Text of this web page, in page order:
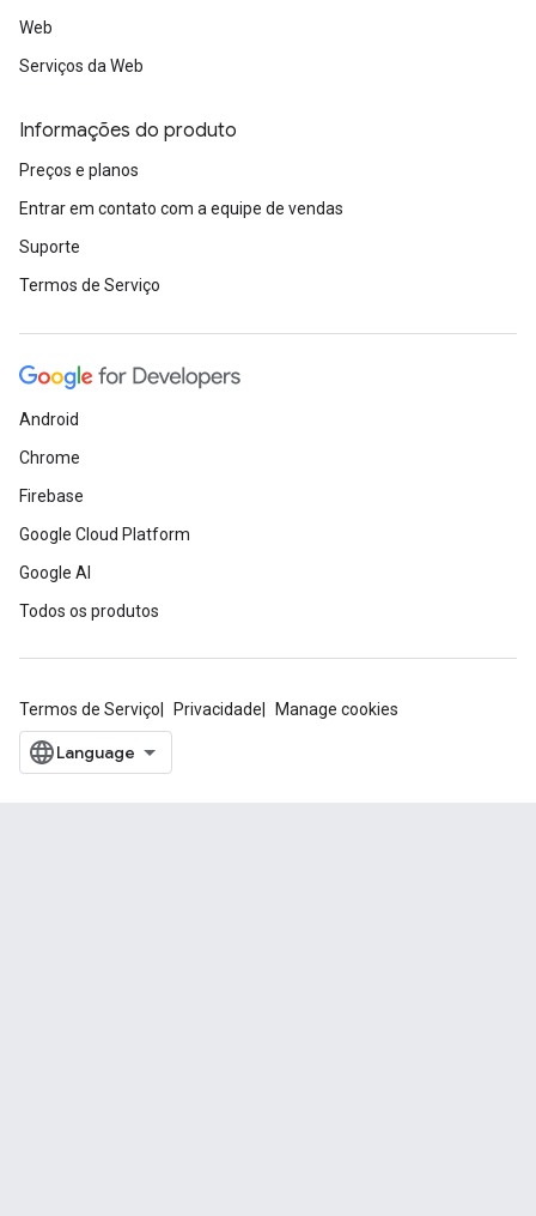
Web
Serviços da Web
Informações do produto
Preços e planos
Entrar em contato com a equipe de vendas
Suporte
Termos de Serviço
Android
Chrome
Firebase
Google Cloud Platform
Google AI
Todos os produtos
Termos de Serviço Privacidade Manage cookies